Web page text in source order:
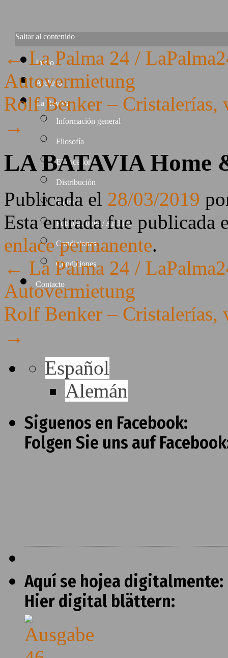
Saltar al contenido
Inicio
Archivo
La Revista
Información general
Filosofía
El hacedor
Distribución
Tarifas
Publicaciones / Archivo
Condiciones
Condiciones
Contacto
←La Palma 24 /
Autovermietung
Rolf Benker – Cristalerías,
→
LA BATAVIA Home
Publicada el 28/03/2019
Esta entrada fue publicada
enlace permanente.
← La Palma 24 /
Autovermietung
Rolf Benker – Cristalerías,
→
Español
Alemán
Siguenos en Facebook:
Folgen Sie uns auf
Aquí se hojea digitalmente:
Hier digital blättern: